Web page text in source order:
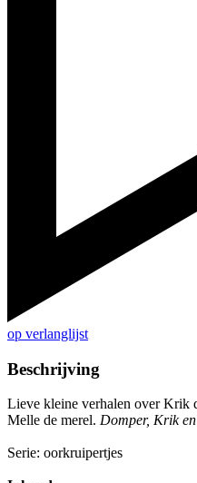
op verlanglijst
Beschrijving
Lieve kleine verhalen over Krik
Melle de merel. Domper, Krik
Serie: oorkruipertjes